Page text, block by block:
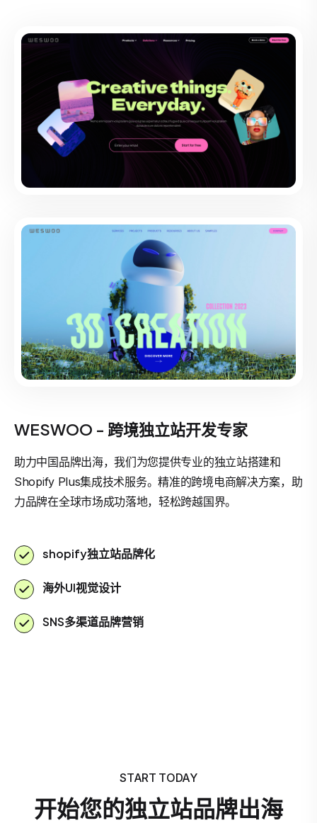
WESWOO - 跨境独立站开发专家
助力中国品牌出海，我们为您提供专业的独立站搭建和
Shopify Plus集成技术服务。精准的跨境电商解决方案，助
力品牌在全球市场成功落地，轻松跨越国界。
shopify独立站品牌化
海外UI视觉设计
SNS多渠道品牌营销
START TODAY
开始您的独立站品牌出海